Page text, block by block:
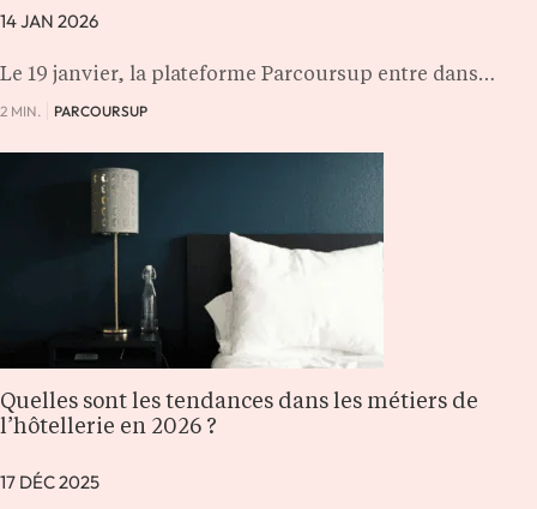
14 JAN 2026
Le 19 janvier, la plateforme Parcoursup entre dans…
2 MIN. PARCOURSUP
Quelles sont les tendances dans les métiers de
l’hôtellerie en 2026 ?
17 DÉC 2025